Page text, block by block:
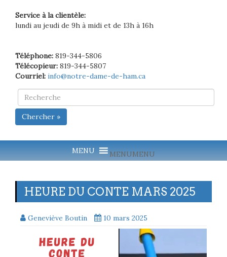
Service à la clientèle:
lundi au jeudi de 9h à midi et de 13h à 16h
Téléphone: 819-344-5806
Télécopieur: 819-344-5807
Courriel: info@notre-dame-de-ham.ca
Chercher »
MENUMENU
HEURE DU CONTE MARS 2025
Geneviève Boutin 10 mars 2025